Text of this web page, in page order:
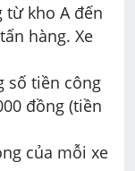
từ kho A đến
hàng. Xe
số tiền công
đồng (tiền
của mỗi xe